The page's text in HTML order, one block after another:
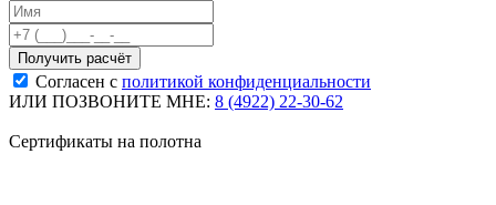
Согласен с политикой конфиденциальности
ИЛИ ПОЗВОНИТЕ МНЕ: 8 (4922) 22-30-62
Сертификаты на полотна